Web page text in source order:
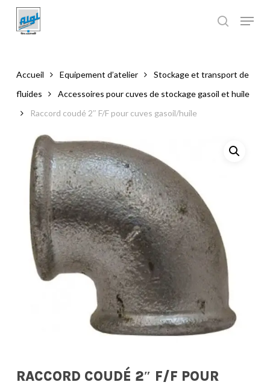
main
Accueil Equipement d’atelier
Stockage et transport de
fluides
Accessoires pour cuves de stockage gasoil et huile
Raccord coudé 2″ F/F pour cuves gasoil/huile
RACCORD COUDÉ 2″ F/F POUR